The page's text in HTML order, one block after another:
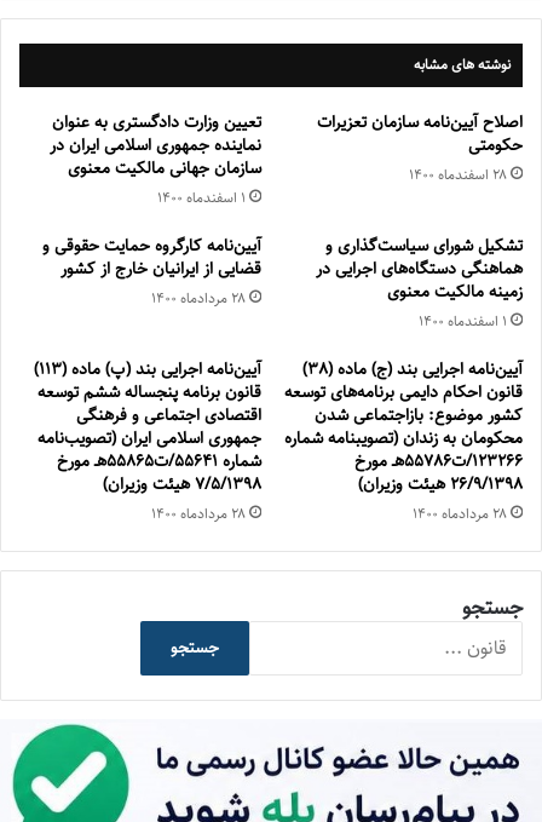
نوشته های مشابه
اصلاح آیین‌نامه سازمان تعزیرات
حکومتی
۲۸ اسفند‌ماه ۱۴۰۰
تعیین وزارت دادگستری به عنوان
نماینده‌ جمهوری اسلامی ایران در
سازمان‌ جهانی مالکیت معنوی
۱ اسفند‌ماه ۱۴۰۰
تشکیل شورای سیاست‌گذاری و
هماهنگی دستگاه‌های اجرایی در
زمینه مالکیت معنوی
۱ اسفند‌ماه ۱۴۰۰
آیین‌نامه کارگروه حمایت حقوقی و
قضایی از ایرانیان خارج از کشور
۲۸ مرداد‌ماه ۱۴۰۰
آیین‌نامه اجرایی بند (ج) ماده (38)
قانون احکام دایمی برنامه‌های توسعه
کشور موضوع: بازاجتماعی شدن
محکومان به زندان (تصویبنامه‌ شماره
123266/ت55786هـ مورخ
26/9/1398 هیئت وزیران)
۲۸ مرداد‌ماه ۱۴۰۰
آیین‌نامه اجرایی بند (پ) ماده (113)
قانون برنامه پنجساله ششم توسعه
اقتصادی اجتماعی و فرهنگی
جمهوری اسلامی ایران (تصویب‌نامه
شماره 55641/ت55865هـ مورخ
7/5/1398 هیئت وزیران)
۲۸ مرداد‌ماه ۱۴۰۰
جستجو
جستجو